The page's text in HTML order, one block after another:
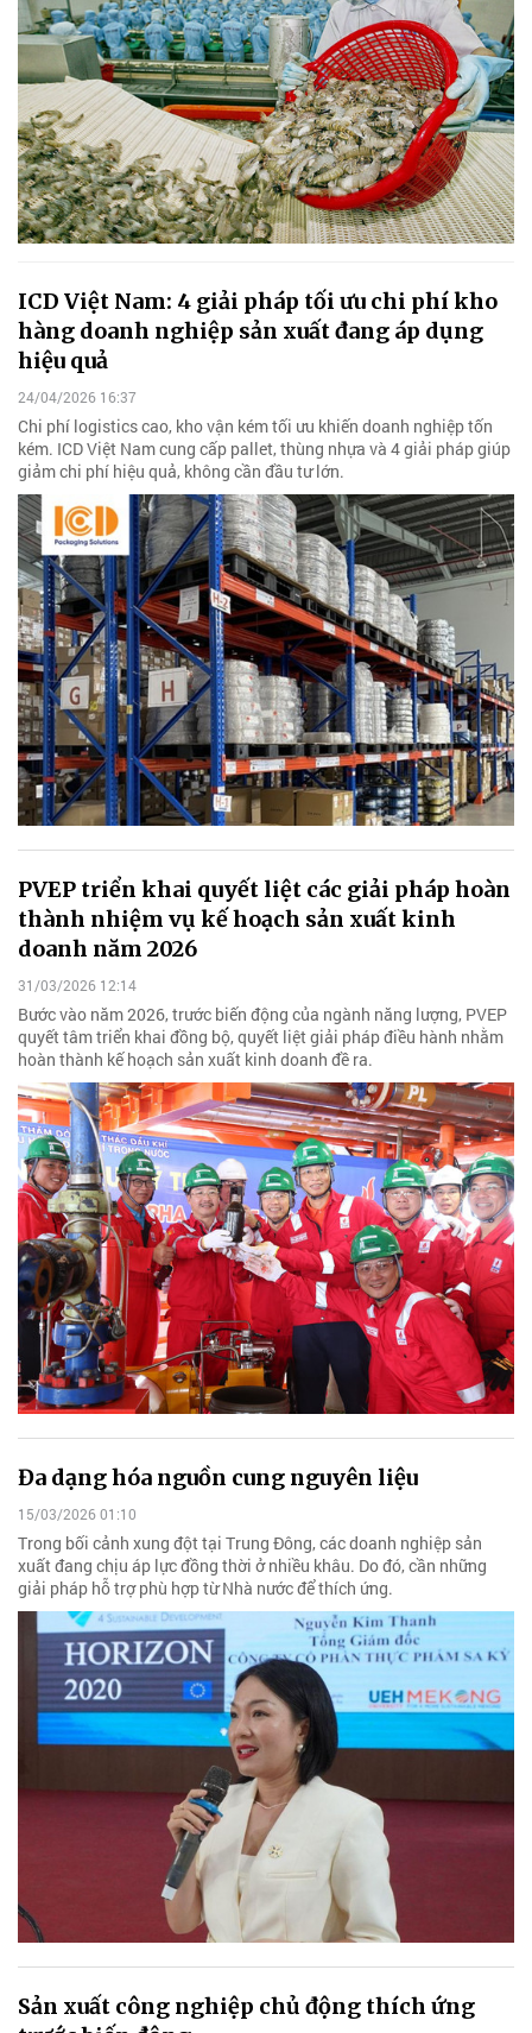
ICD Việt Nam: 4 giải pháp tối ưu chi phí kho
hàng doanh nghiệp sản xuất đang áp dụng
hiệu quả
24/04/2026 16:37
Chi phí logistics cao, kho vận kém tối ưu khiến doanh nghiệp tốn
kém. ICD Việt Nam cung cấp pallet, thùng nhựa và 4 giải pháp giúp
giảm chi phí hiệu quả, không cần đầu tư lớn.
PVEP triển khai quyết liệt các giải pháp hoàn
thành nhiệm vụ kế hoạch sản xuất kinh
doanh năm 2026
31/03/2026 12:14
Bước vào năm 2026, trước biến động của ngành năng lượng, PVEP
quyết tâm triển khai đồng bộ, quyết liệt giải pháp điều hành nhằm
hoàn thành kế hoạch sản xuất kinh doanh đề ra.
Đa dạng hóa nguồn cung nguyên liệu
15/03/2026 01:10
Trong bối cảnh xung đột tại Trung Đông, các doanh nghiệp sản
xuất đang chịu áp lực đồng thời ở nhiều khâu. Do đó, cần những
giải pháp hỗ trợ phù hợp từ Nhà nước để thích ứng.
Sản xuất công nghiệp chủ động thích ứng